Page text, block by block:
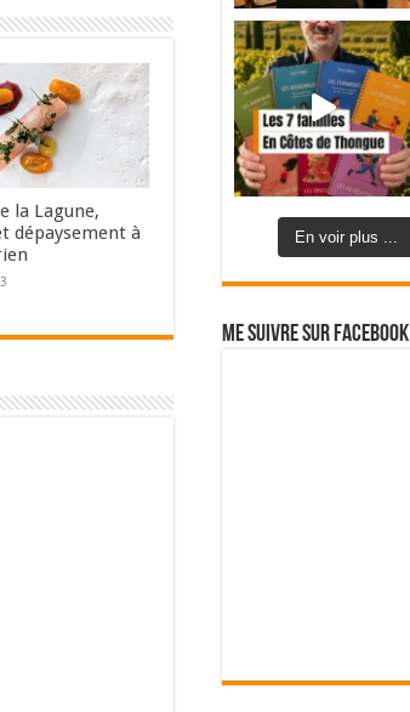
la Lagune,
dépaysement à
En voir plus ...
Me suivre sur Facebook